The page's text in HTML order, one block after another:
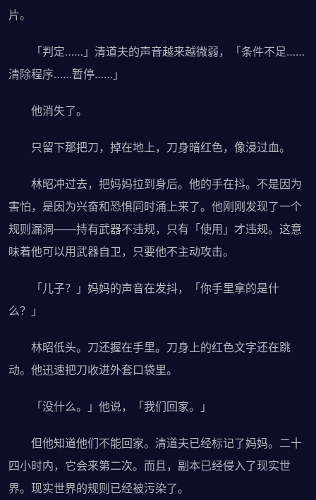
片。
「判定……」清道夫的声音越来越微弱，「条件不足……
清除程序……暂停……」
他消失了。
只留下那把刀，掉在地上，刀身暗红色，像浸过血。
林昭冲过去，把妈妈拉到身后。他的手在抖。不是因为
害怕，是因为兴奋和恐惧同时涌上来了。他刚刚发现了一个
规则漏洞——持有武器不违规，只有「使用」才违规。这意
味着他可以用武器自卫，只要他不主动攻击。
「儿子？」妈妈的声音在发抖，「你手里拿的是什
么？」
林昭低头。刀还握在手里。刀身上的红色文字还在跳
动。他迅速把刀收进外套口袋里。
「没什么。」他说，「我们回家。」
但他知道他们不能回家。清道夫已经标记了妈妈。二十
四小时内，它会来第二次。而且，副本已经侵入了现实世
界。现实世界的规则已经被污染了。